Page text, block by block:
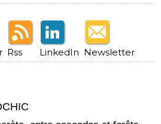
Rss LinkedIn Newsletter